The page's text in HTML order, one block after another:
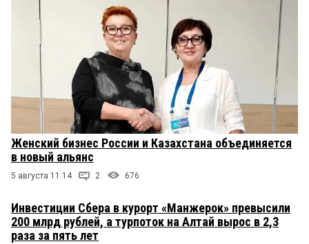
Женский бизнес России и Казахстана объединяется
в новый альянс
5 августа 11:14 2 676
Инвестиции Сбера в курорт «Манжерок» превысили
200 млрд рублей, а турпоток на Алтай вырос в 2,3
раза за пять лет